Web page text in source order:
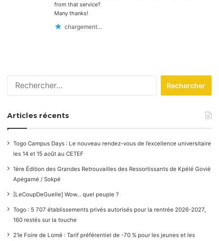
from that service?
Many thanks!
chargement…
Articles récents
Togo Campus Days : Le nouveau rendez-vous de l’excellence universitaire
les 14 et 15 août au CETEF
1ère Édition des Grandes Retrouvailles des Ressortissants de Kpélé Govié
Apégamé / Sokpé
[LeCoupDeGuelle] Wow… quel peuple ?
Togo : 5 707 établissements privés autorisés pour la rentrée 2026-2027,
160 restés sur la touche
21e Foire de Lomé : Tarif préférentiel de -70 % pour les jeunes et les